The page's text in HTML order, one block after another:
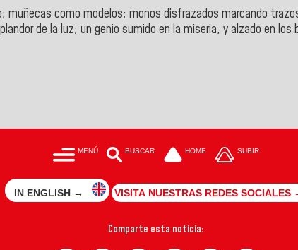
como modelos; monos disfrazados marcando
de la luz; un genio sumido en la miseria, y alzado en los
MENÚ BUSCAR HOME SUBIR
IN ENGLISH → VISITA NUESTRAS REDES SOCIALES
Comparte esta noticia: